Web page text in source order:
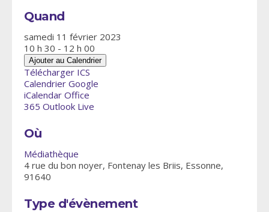
Quand
samedi 11 février 2023
10 h 30 - 12 h 00
Ajouter au Calendrier
Télécharger ICS
Calendrier Google
iCalendar Office
365 Outlook Live
Où
Médiathèque
4 rue du bon noyer, Fontenay les Briis, Essonne,
91640
Type d'évènement